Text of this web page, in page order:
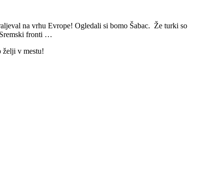
na vrhu Evrope! Ogledali si bomo Šabac. Že turki so
Sremski fronti …
želji v mestu!